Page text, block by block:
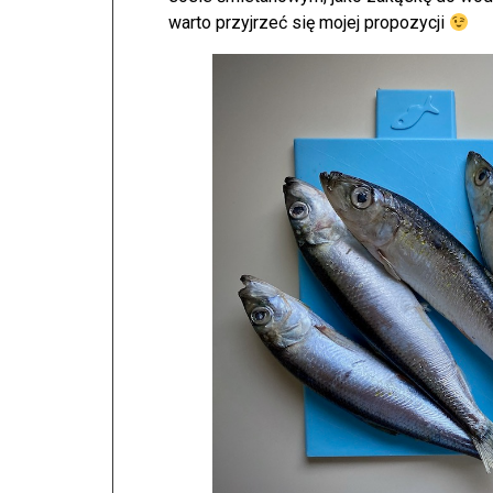
warto przyjrzeć się mojej propozycji